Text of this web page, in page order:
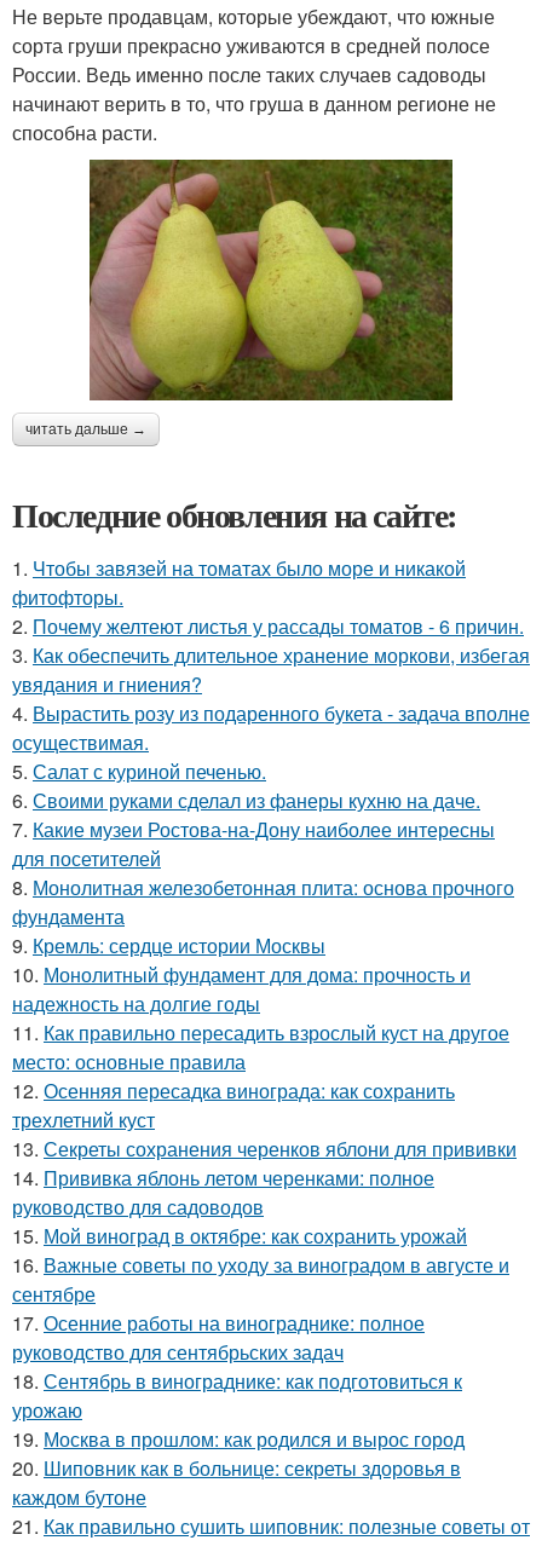
Не верьте продавцам, которые убеждают, что южные
сорта груши прекрасно уживаются в средней полосе
России. Ведь именно после таких случаев садоводы
начинают верить в то, что груша в данном регионе не
способна расти.
читать дальше →
Последние обновления на сайте:
1. Чтобы завязей на томатах было море и никакой
фитофторы.
2. Почему желтеют листья у рассады томатов - 6 причин.
3. Как обеспечить длительное хранение моркови, избегая
увядания и гниения?
4. Вырастить розу из подаренного букета - задача вполне
осуществимая.
5. Салат с куриной печенью.
6. Своими руками сделал из фанеры кухню на даче.
7. Какие музеи Ростова-на-Дону наиболее интересны
для посетителей
8. Монолитная железобетонная плита: основа прочного
фундамента
9. Кремль: сердце истории Москвы
10. Монолитный фундамент для дома: прочность и
надежность на долгие годы
11. Как правильно пересадить взрослый куст на другое
место: основные правила
12. Осенняя пересадка винограда: как сохранить
трехлетний куст
13. Секреты сохранения черенков яблони для прививки
14. Прививка яблонь летом черенками: полное
руководство для садоводов
15. Мой виноград в октябре: как сохранить урожай
16. Важные советы по уходу за виноградом в августе и
сентябре
17. Осенние работы на винограднике: полное
руководство для сентябрьских задач
18. Сентябрь в винограднике: как подготовиться к
урожаю
19. Москва в прошлом: как родился и вырос город
20. Шиповник как в больнице: секреты здоровья в
каждом бутоне
21. Как правильно сушить шиповник: полезные советы от